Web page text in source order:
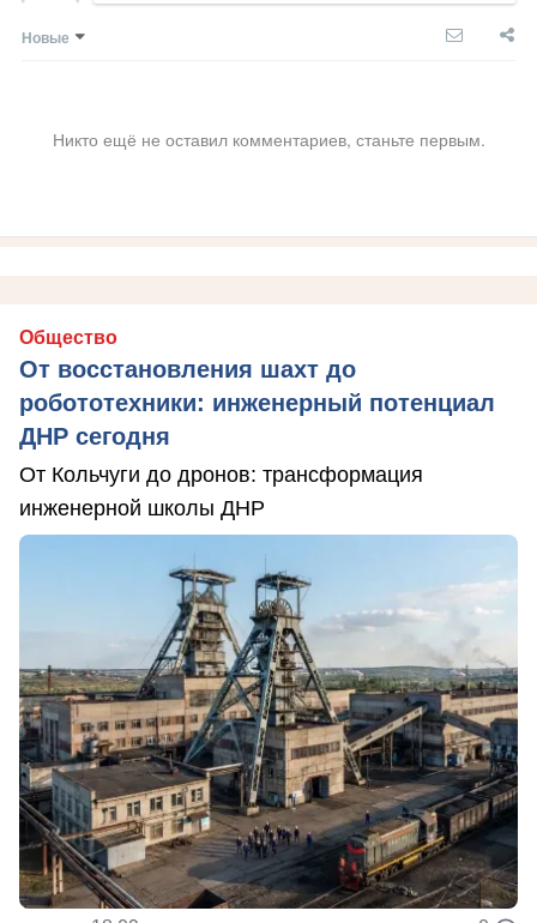
Новые
Никто ещё не оставил комментариев, станьте первым.
Общество
От восстановления шахт до
робототехники: инженерный потенциал
ДНР сегодня
От Кольчуги до дронов: трансформация
инженерной школы ДНР